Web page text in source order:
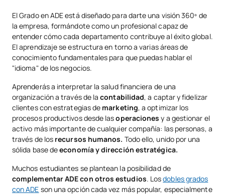
El Grado en ADE está diseñado para darte una visión 360º de
la empresa, formándote como un profesional capaz de
entender cómo cada departamento contribuye al éxito global.
El aprendizaje se estructura en torno a varias áreas de
conocimiento fundamentales para que puedas hablar el
"idioma" de los negocios.
Aprenderás a interpretar la salud financiera de una
organización a través de lacontabilidad, a captar y fidelizar
clientes con estrategias de marketing, a optimizar los
procesos productivos desde lasoperaciones y a gestionar el
activo más importante de cualquier compañía: las personas, a
través de los recursos humanos. Todo ello, unido por una
sólida base deeconomía y dirección estratégica.
Muchos estudiantes se plantean la posibilidad de
complementar ADE con otros estudios. Losdobles grados
con ADE son una opción cada vez más popular, especialmente